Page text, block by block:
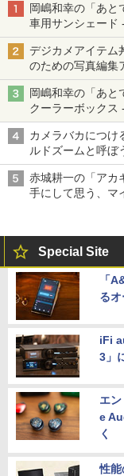
岡嶋和幸の「あと
車用サンシェード
デジカメアイテム
のための写真編集
る「Filmator」
岡嶋和幸の「あと
クーラーボックス
カメラバカにつけ
ルドズームと呼ぼ
赤城耕一の「アカ
手にして思う、マ
Special Site
「
る
iFi
3」
エ
e
く
性能